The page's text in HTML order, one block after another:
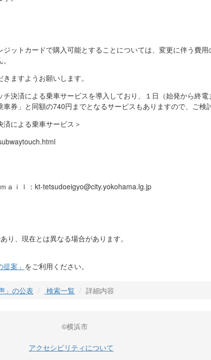
ットカードで購入可能とすることについては、変更に伴う費
ますようお願いします。
決済による乗車サービスを導入しており、１日（始発から終
券」と同額の740円までとなるサービスもありますので、ご検
による乗車サービス＞
ｉｌ：kt-tetsudoeigyo@city.yokohama.lg.jp
り、現在とは異なる場合があります。
提案」 をご利用ください。
」の公表 検索一覧 詳細内容
©横浜市
アクセシビリティについて